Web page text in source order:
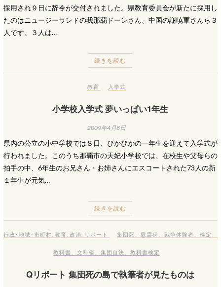
採用され９日に辞令が交付されました。県教育委員会が新たに採用し
たのはニュージーランドの我那覇ドーンさん、中国の謝暁軍さんら３
人です。３人は…
続きを読む
教育 入学式
小学校入学式 夢いっぱい1年生
2009年4月8日
県内の公立の小中学校では８日、ぴかぴかの一年生を迎えて入学式が
行われました。このうち那覇市の天妃小学校では、在校生や父母らの
拍手の中、6年生のお兄さん・お姉さんにエスコートされた73人の新
１年生が元気…
続きを読む
行政･地域･市町村 教育 政治 リポート 集団死 慰霊碑 戦争体験者 検定
教科書 、文科省 、集団自決 、教科書検定
Qリポート 集団死の島で執筆者が見たものは